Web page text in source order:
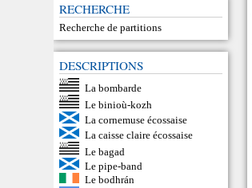
RECHERCHE
Recherche de partitions
DESCRIPTIONS
La bombarde
Le binioù-kozh
La cornemuse écossaise
La caisse claire écossaise
Le bagad
Le pipe-band
Le bodhrán